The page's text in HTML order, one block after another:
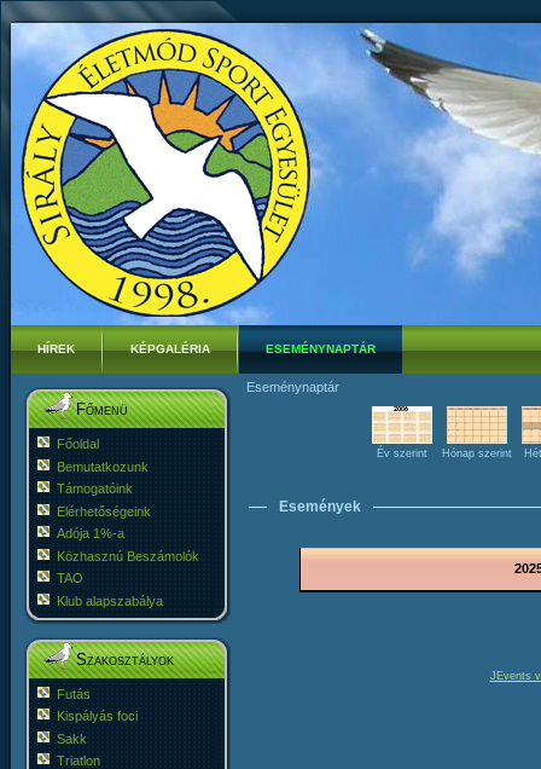
HÍREK KÉPGALÉRIA ESEMÉNYNAPTÁR
Főmenü
Főoldal
Bemutatkozunk
Támogatóink
Elérhetőségeink
Adója 1%-a
Közhasznú Beszámolók
TAO
Klub alapszabálya
Szakosztályok
Futás
Kispályás foci
Sakk
Triatlon
Eseménynaptár
Év szerint Hónap szerint
Események
JEvents